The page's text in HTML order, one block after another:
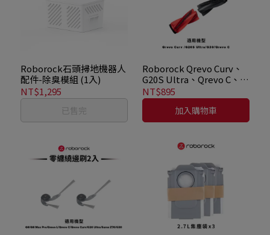
Roborock石頭掃地機器人
配件-除臭模組 (1入)
NT$1,295
已售完
Roborock Qrevo Curv、
G20S Ultra、Qrevo C、
G30、Qrevo EdgeC、
Qrevo CurvX、Qrevo
EdgeT、Qrevo C Pro 、
Qrevo Curv 2 Flow、
Pro、Saros 20 Sonic、
NT$895
加入購物車